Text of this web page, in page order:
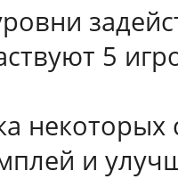
5
и